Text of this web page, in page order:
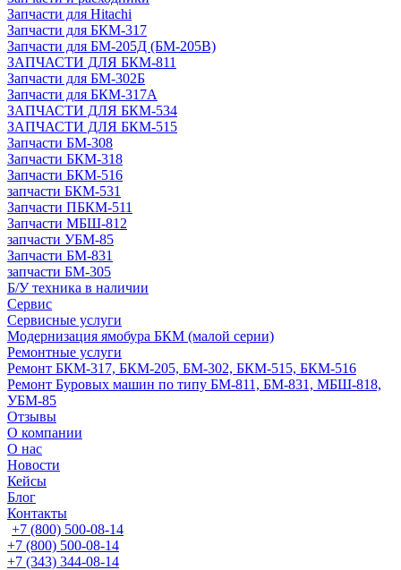
Запчасти для Hitachi
Запчасти для БКМ-317
Запчасти для БМ-205Д (БМ-205В)
ЗАПЧАСТИ ДЛЯ БКМ-811
Запчасти для БМ-302Б
Запчасти для БКМ-317А
ЗАПЧАСТИ ДЛЯ БКМ-534
ЗАПЧАСТИ ДЛЯ БКМ-515
Запчасти БМ-308
Запчасти БКМ-318
Запчасти БКМ-516
запчасти БКМ-531
Запчасти ПБКМ-511
Запчасти МБШ-812
запчасти УБМ-85
Запчасти БМ-831
запчасти БМ-305
Б/У техника в наличии
Сервис
Сервисные услуги
Модернизация ямобура БКМ (малой серии)
Ремонтные услуги
Ремонт БКМ-317, БКМ-205, БМ-302, БКМ-515, БКМ-516
Ремонт Буровых машин по типу БМ-811, БМ-831, МБШ-818,
УБМ-85
Отзывы
О компании
О нас
Новости
Кейсы
Блог
Контакты
+7 (800) 500-08-14
+7 (800) 500-08-14
+7 (343) 344-08-14